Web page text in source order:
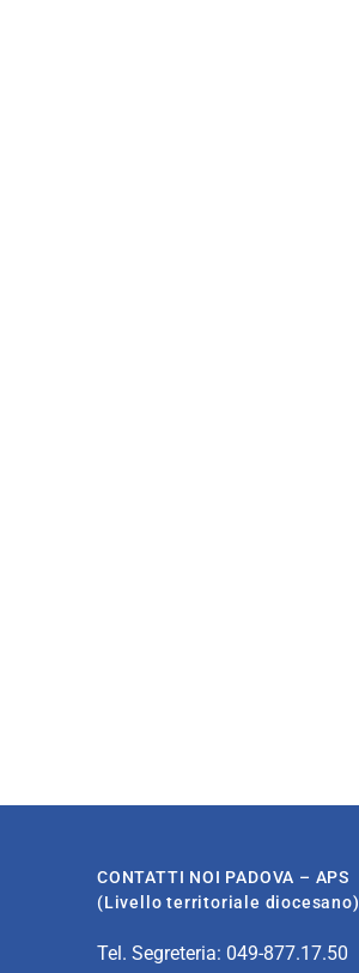
CONTATTI NOI PADOVA – APS
(Livello territoriale diocesano)
Tel. Segreteria: 049-877.17.50